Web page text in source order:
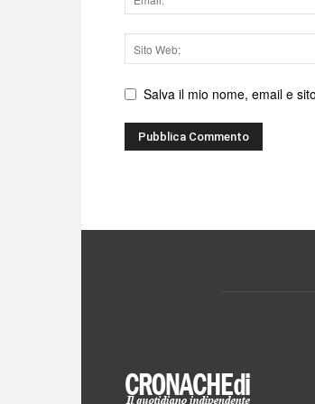
Sito
web
Salva il mio nome, email e